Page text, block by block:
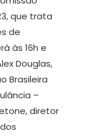
que trata
de
às 16h e
Douglas,
Brasileira
–
diretor